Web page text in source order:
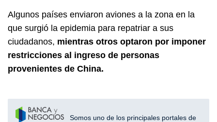
Algunos países enviaron aviones a la zona en la
que surgió la epidemia para repatriar a sus
ciudadanos, mientras otros optaron por imponer
restricciones al ingreso de personas
provenientes de China.
Somos uno de los principales portales de